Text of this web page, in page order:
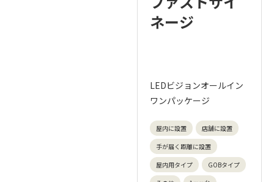
ネージ
LEDビジョンオールイン
ワンパッケージ
屋内に設置
店舗に設置
手が届く距離に設置
屋内用タイプ
GOBタイプ